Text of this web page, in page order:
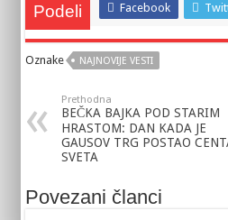
Podeli Facebook
Oznake NAJNOVIJE VESTI
Prethodna
BEČKA BAJKA POD STARIM
HRASTOM: DAN KADA JE
GAUSOV TRG POSTAO
SVETA
Povezani članci